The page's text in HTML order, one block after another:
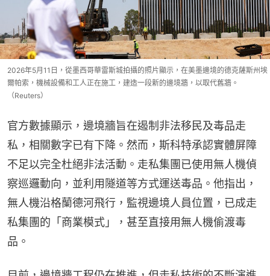
2026年5月11日，從墨西哥華雷斯城拍攝的照片顯示，在美墨邊境的德克薩斯州埃
爾帕索，機械設備和工人正在施工，建造一段新的邊境牆，以取代舊牆。
（Reuters）
官方數據顯示，邊境牆旨在遏制非法移民及毒品走
私，相關數字已有下降。然而，斯科特承認實體屏障
不足以完全杜絕非法活動。走私集團已使用無人機偵
察巡邏動向，並利用隧道等方式運送毒品。他指出，
無人機沿格蘭德河飛行，監視邊境人員位置，已成走
私集團的「商業模式」，甚至直接用無人機偷渡毒
品。